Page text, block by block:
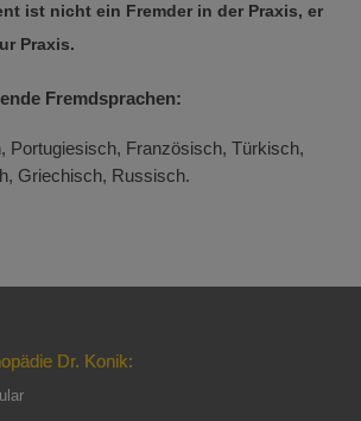
ist nicht ein Fremder in der Praxis, er
Praxis.
Fremdsprachen:
Portugiesisch, Französisch, Türkisch,
Griechisch, Russisch.
Dr. Konik: